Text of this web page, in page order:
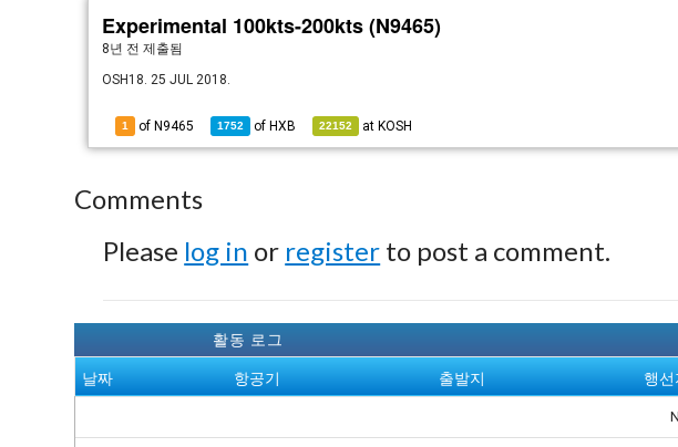
Experimental 100kts-200kts (N9465)
8년 전 제출됨
OSH18. 25 JUL 2018.
1 of N9465 1752 of HXB 22152 at KOSH
Comments
Please log in or register to post a comment.
활동 로그
날짜 항공기 출발지 행선